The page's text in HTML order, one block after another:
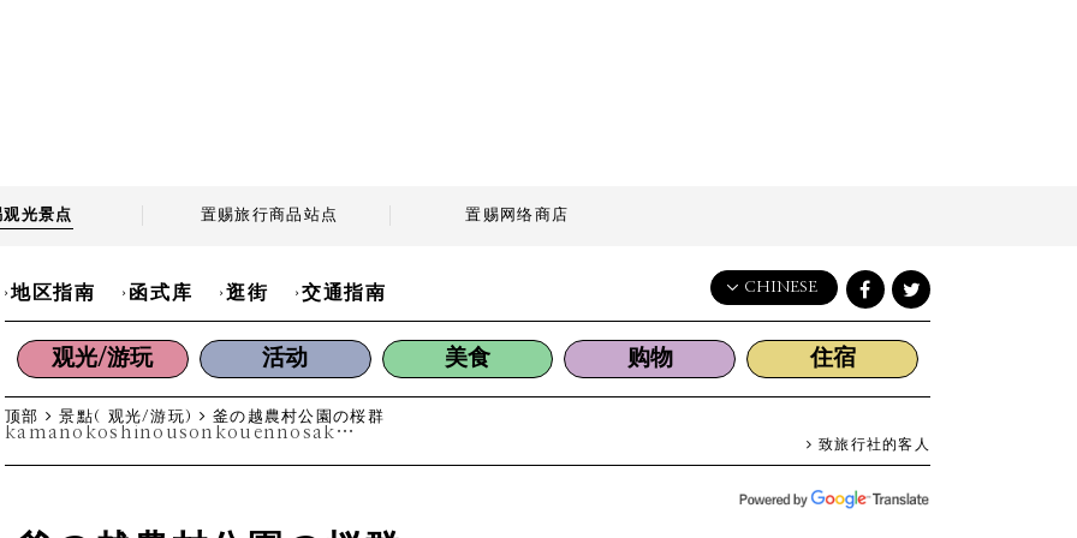
观光景点 置赐旅行商品站点 置赐网络商店
地区指南 函式库 逛街 交通指南 CHINESE
English
日本語
繁體中文
观光/游玩 活动 美食 购物 住宿
顶部 景點( 观光/游玩) 釜の越農村公園の桜群
kamanokoshinousonkouennosakuragun
致旅行社的客人